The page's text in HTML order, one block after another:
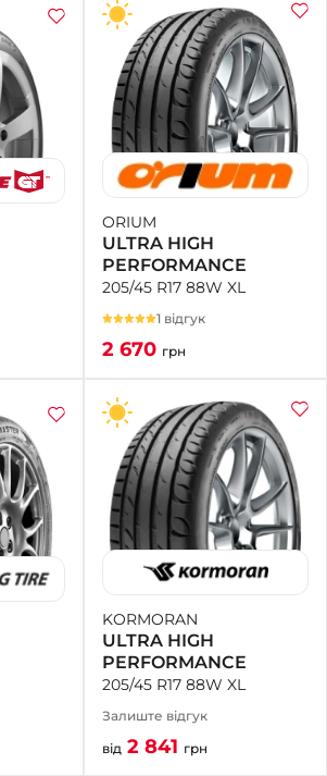
ORIUM
ULTRA HIGH
PERFORMANCE
205/45 R17 88W XL
1 відгук
2 670 грн
KORMORAN
ULTRA HIGH
PERFORMANCE
205/45 R17 88W XL
Залиште відгук
від 2 841 грн